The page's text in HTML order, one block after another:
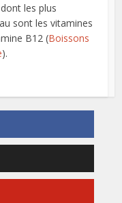
les plus
sont les vitamines
B12 (Boissons
).